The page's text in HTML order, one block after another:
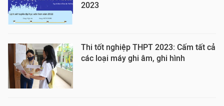
2023
Thi tốt nghiệp THPT 2023: Cấm tất cả
các loại máy ghi âm, ghi hình